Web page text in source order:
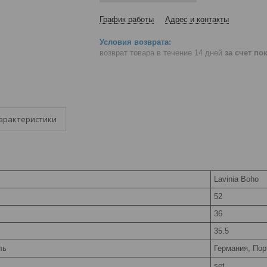
График работы Адрес и контакты
возврат товара в течение 14 дней за счет
Lavinia Boho
52
36
35.5
Германия,